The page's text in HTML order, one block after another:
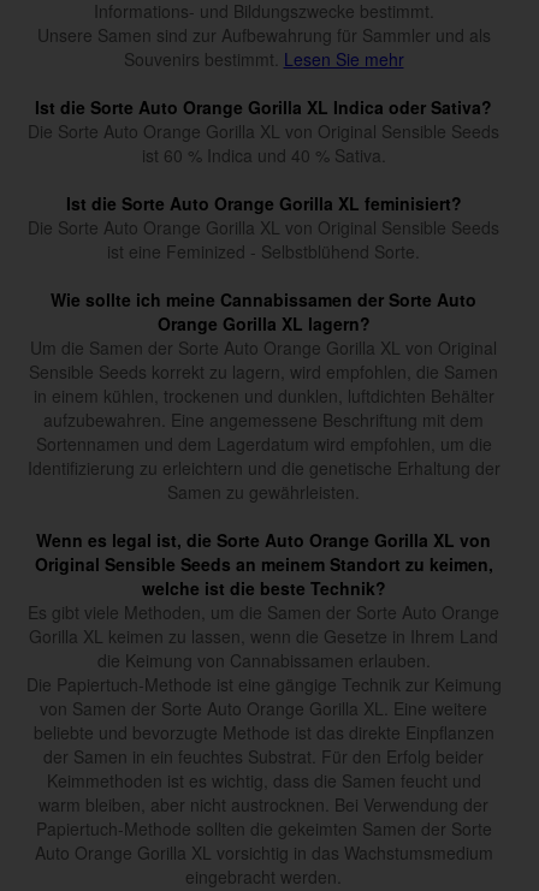
Informations- und Bildungszwecke bestimmt.
Unsere Samen sind zur Aufbewahrung für Sammler und als
Souvenirs bestimmt. Lesen Sie mehr
Ist die Sorte Auto Orange Gorilla XL Indica oder Sativa?
Die Sorte Auto Orange Gorilla XL von Original Sensible Seeds
ist 60 % Indica und 40 % Sativa.
Ist die Sorte Auto Orange Gorilla XL feminisiert?
Die Sorte Auto Orange Gorilla XL von Original Sensible Seeds
ist eine Feminized - Selbstblühend Sorte.
Wie sollte ich meine Cannabissamen der Sorte Auto
Orange Gorilla XL lagern?
Um die Samen der Sorte Auto Orange Gorilla XL von Original
Sensible Seeds korrekt zu lagern, wird empfohlen, die Samen
in einem kühlen, trockenen und dunklen, luftdichten Behälter
aufzubewahren. Eine angemessene Beschriftung mit dem
Sortennamen und dem Lagerdatum wird empfohlen, um die
Identifizierung zu erleichtern und die genetische Erhaltung der
Samen zu gewährleisten.
Wenn es legal ist, die Sorte Auto Orange Gorilla XL von
Original Sensible Seeds an meinem Standort zu keimen,
welche ist die beste Technik?
Es gibt viele Methoden, um die Samen der Sorte Auto Orange
Gorilla XL keimen zu lassen, wenn die Gesetze in Ihrem Land
die Keimung von Cannabissamen erlauben.
Die Papiertuch-Methode ist eine gängige Technik zur Keimung
von Samen der Sorte Auto Orange Gorilla XL. Eine weitere
beliebte und bevorzugte Methode ist das direkte Einpflanzen
der Samen in ein feuchtes Substrat. Für den Erfolg beider
Keimmethoden ist es wichtig, dass die Samen feucht und
warm bleiben, aber nicht austrocknen. Bei Verwendung der
Papiertuch-Methode sollten die gekeimten Samen der Sorte
Auto Orange Gorilla XL vorsichtig in das Wachstumsmedium
eingebracht werden.